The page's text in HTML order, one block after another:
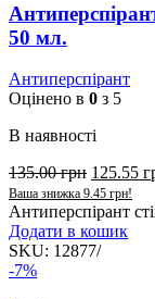
50 мл.
Антиперспірант
Оцінено в 0 з 5
В наявності
135.00грн 125.55
Ваша знижка 9.45 грн!
Антиперспірант
Додати в кошик
SKU: 12877/
-7%